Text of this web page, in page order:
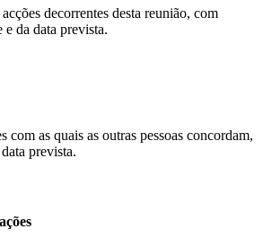
decorrentes desta reunião, com
da data prevista.
com as quais as outras pessoas concordam,
prevista.